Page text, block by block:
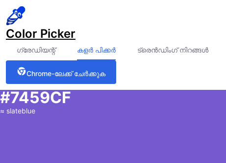
Color Picker
ഗ്രേഡിയന്റ് കളർ പിക്കർ ട്രെൻഡിംഗ് നിറങ്ങൾ
Chrome-ലേക്ക് ചേർക്കുക
#7459CF
≈ slateblue